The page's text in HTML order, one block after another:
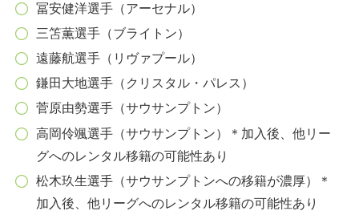
冨安健洋選手（アーセナル）
三笘薫選手（ブライトン）
遠藤航選手（リヴァプール）
鎌田大地選手（クリスタル・パレス）
菅原由勢選手（サウサンプトン）
高岡伶颯選手（サウサンプトン）＊加入後、他リー
グへのレンタル移籍の可能性あり
松木玖生選手（サウサンプトンへの移籍が濃厚）＊
加入後、他リーグへのレンタル移籍の可能性あり